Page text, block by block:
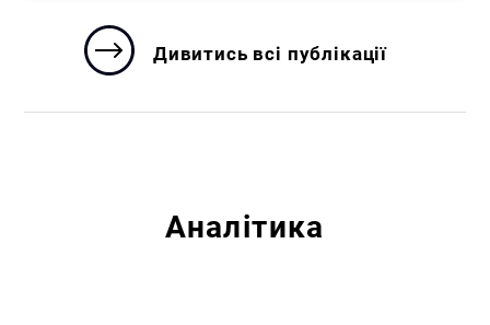
Дивитись всі публікації
Аналітика